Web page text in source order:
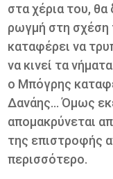
στα χέρια του,
ρωγμή στη σχέση
καταφέρει να
να κινεί τα
ο Μπόγρης
Δανάης… Όμως
απομακρύνεται
της επιστροφής
περισσότερο.